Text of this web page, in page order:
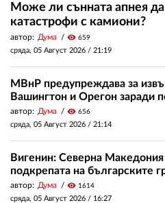
Може ли сънната апнея
катастрофи с камиони?
автор: Дума visibility 659
сряда, 05 Август 2026 / 21:19
МВнР предупреждава за
Вашингтон и Орегон заради
автор: Дума visibility 656
сряда, 05 Август 2026 / 21:14
Вигенин: Северна Македония
подкрепата на българските
автор: Дума visibility 1614
сряда, 05 Август 2026 / 16:27